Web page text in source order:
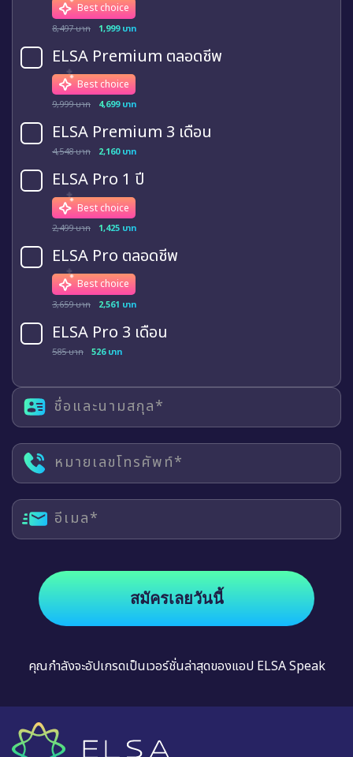
Best choice
8,497 บาท 1,999 บาท
ELSA Premium ตลอดชีพ
Best choice
9,999 บาท 4,699 บาท
ELSA Premium 3 เดือน
4,548 บาท 2,160 บาท
ELSA Pro 1 ปี
Best choice
2,499 บาท 1,425 บาท
ELSA Pro ตลอดชีพ
Best choice
3,659 บาท 2,561 บาท
ELSA Pro 3 เดือน
585 บาท 526 บาท
ชื่อและนามสกุล*
หมายเลขโทรศัพท์*
อีเมล*
สมัครเลยวันนี้
คุณกำลังจะอัปเกรดเป็นเวอร์ชั่นล่าสุดของแอป ELSA Speak